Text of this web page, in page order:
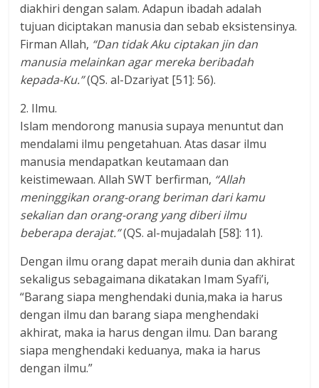
diakhiri dengan salam. Adapun ibadah adalah
tujuan diciptakan manusia dan sebab eksistensinya.
Firman Allah, “Dan tidak Aku ciptakan jin dan
manusia melainkan agar mereka beribadah
kepada-Ku.”(QS. al-Dzariyat [51]: 56).
2. Ilmu.
Islam mendorong manusia supaya menuntut dan
mendalami ilmu pengetahuan. Atas dasar ilmu
manusia mendapatkan keutamaan dan
keistimewaan. Allah SWT berfirman, “Allah
meninggikan orang-orang beriman dari kamu
sekalian dan orang-orang yang diberi ilmu
beberapa derajat.”(QS. al-mujadalah [58]: 11).
Dengan ilmu orang dapat meraih dunia dan akhirat
sekaligus sebagaimana dikatakan Imam Syafi’i,
“Barang siapa menghendaki dunia,maka ia harus
dengan ilmu dan barang siapa menghendaki
akhirat, maka ia harus dengan ilmu. Dan barang
siapa menghendaki keduanya, maka ia harus
dengan ilmu.”